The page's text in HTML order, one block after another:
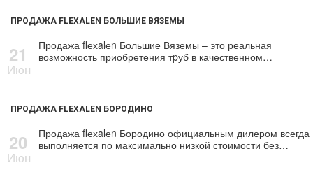
ПРОДАЖА FLEXALEN БОЛЬШИЕ ВЯЗЕМЫ
21
Июн
Продажа flехalеn Большие Вяземы – это реальная
возможность приобретения тpуб в качественном…
ПРОДАЖА FLEXALEN БОРОДИНО
20
Июн
Продажа flехalеn Бородино официальным дилером всегда
выполняется по максимально низкой стоимости без…